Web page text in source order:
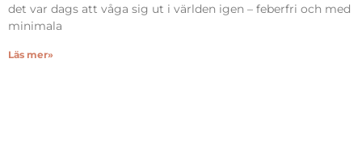
det var dags att våga sig ut i världen igen – feberfri och med
minimala
Läs mer»